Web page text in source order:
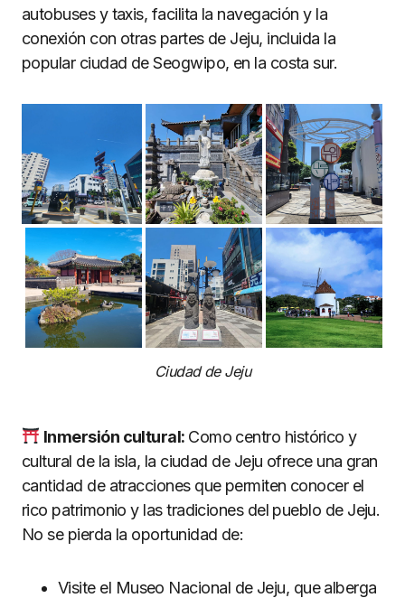
autobuses y taxis, facilita la navegación y la
conexión con otras partes de Jeju, incluida la
popular ciudad de Seogwipo, en la costa sur.
Ciudad de Jeju
Inmersión cultural: Como centro histórico y
cultural de la isla, la ciudad de Jeju ofrece una gran
cantidad de atracciones que permiten conocer el
rico patrimonio y las tradiciones del pueblo de Jeju.
No se pierda la oportunidad de:
Visite el Museo Nacional de Jeju, que alberga